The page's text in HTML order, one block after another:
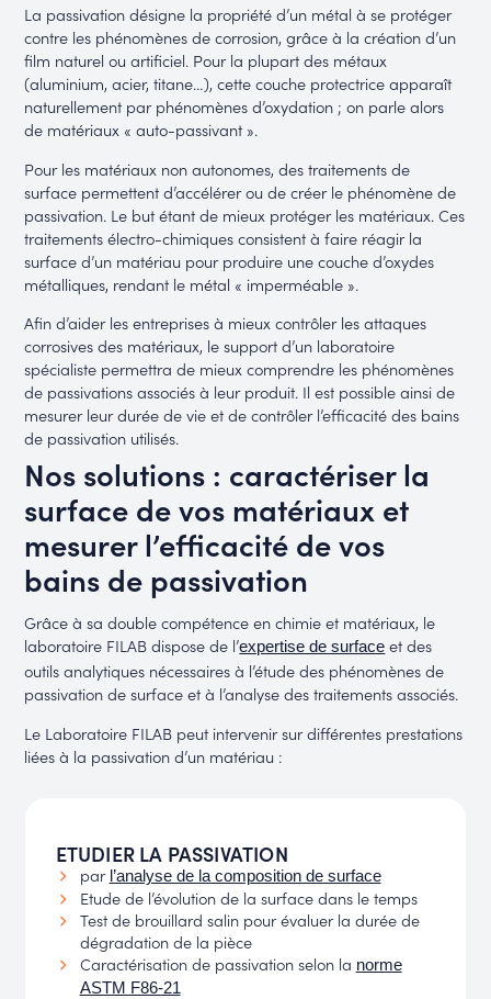
La passivation désigne la propriété d’un métal à se protéger
contre les phénomènes de corrosion, grâce à la création d’un
film naturel ou artificiel. Pour la plupart des métaux
(aluminium, acier, titane…), cette couche protectrice apparaît
naturellement par phénomènes d’oxydation ; on parle alors
de matériaux « auto-passivant ».
Pour les matériaux non autonomes, des traitements de
surface permettent d’accélérer ou de créer le phénomène de
passivation. Le but étant de mieux protéger les matériaux. Ces
traitements électro-chimiques consistent à faire réagir la
surface d’un matériau pour produire une couche d’oxydes
métalliques, rendant le métal « imperméable ».
Afin d’aider les entreprises à mieux contrôler les attaques
corrosives des matériaux, le support d’un laboratoire
spécialiste permettra de mieux comprendre les phénomènes
de passivations associés à leur produit. Il est possible ainsi de
mesurer leur durée de vie et de contrôler l’efficacité des bains
de passivation utilisés.
Nos solutions : caractériser la
surface de vos matériaux et
mesurer l’efficacité de vos
bains de passivation
Grâce à sa double compétence en chimie et matériaux, le
laboratoire FILAB dispose de l’expertise de surface et des
outils analytiques nécessaires à l’étude des phénomènes de
passivation de surface et à l’analyse des traitements associés.
Le Laboratoire FILAB peut intervenir sur différentes prestations
liées à la passivation d’un matériau :
ETUDIER LA PASSIVATION
par l’analyse de la composition de surface
Etude de l’évolution de la surface dans le temps
Test de brouillard salin pour évaluer la durée de
dégradation de la pièce
Caractérisation de passivation selon la norme
ASTM F86-21